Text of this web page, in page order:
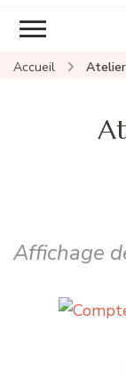
Accueil
Affichage